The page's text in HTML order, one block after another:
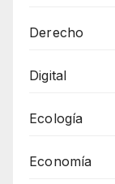
Derecho
Digital
Ecología
Economía